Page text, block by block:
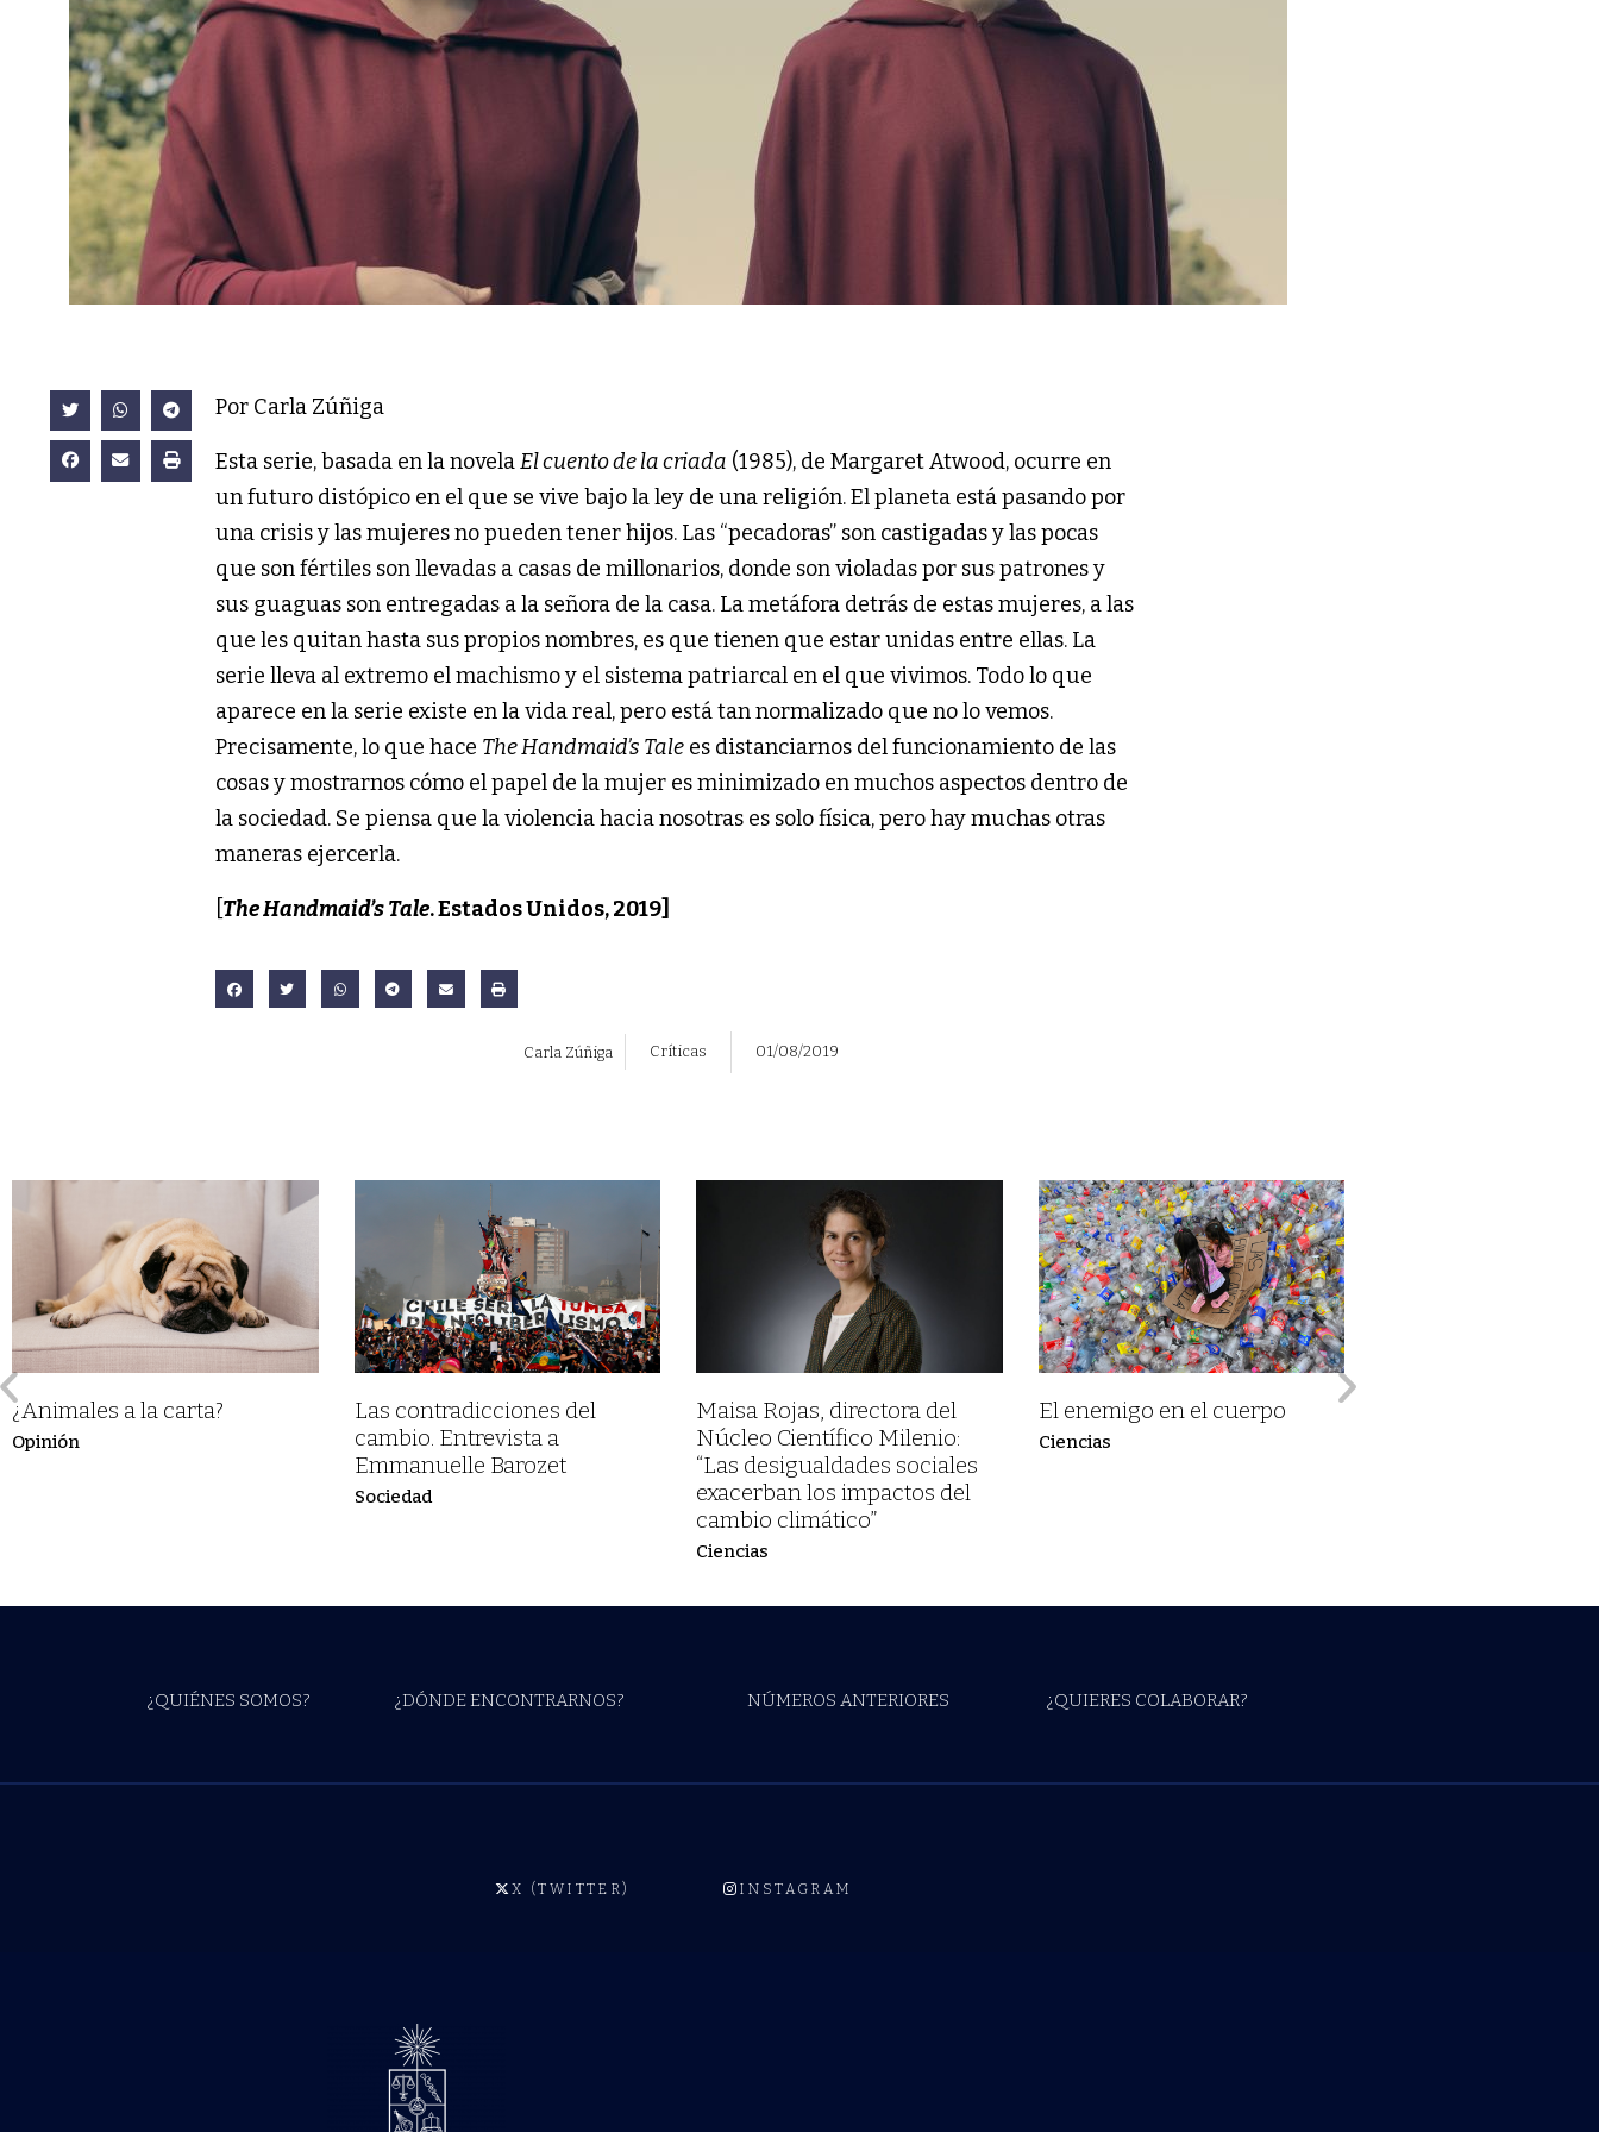
Por Carla Zúñiga
Esta serie, basada en la novelaEl cuento de la criada (1985), de Margaret Atwood, ocurre en
un futuro distópico en el que se vive bajo la ley de una religión. El planeta está pasando por
una crisis y las mujeres no pueden tener hijos. Las “pecadoras” son castigadas y las pocas
que son fértiles son llevadas a casas de millonarios, donde son violadas por sus patrones y
sus guaguas son entregadas a la señora de la casa. La metáfora detrás de estas mujeres, a las
que les quitan hasta sus propios nombres, es que tienen que estar unidas entre ellas. La
serie lleva al extremo el machismo y el sistema patriarcal en el que vivimos. Todo lo que
aparece en la serie existe en la vida real, pero está tan normalizado que no lo vemos.
Precisamente, lo que hace The Handmaid’s Tale es distanciarnos del funcionamiento de las
cosas y mostrarnos cómo el papel de la mujer es minimizado en muchos aspectos dentro de
la sociedad. Se piensa que la violencia hacia nosotras es solo física, pero hay muchas otras
maneras ejercerla.
[The Handmaid’s Tale. Estados Unidos, 2019]
Carla Zúñiga Críticas 01/08/2019
¿Animales a la carta?
Opinión
Las contradicciones del
cambio. Entrevista a
Emmanuelle Barozet
Sociedad
Maisa Rojas, directora del
Núcleo Científico Milenio:
“Las desigualdades sociales
exacerban los impactos del
cambio climático”
Ciencias
El enemigo en el cuerpo
Ciencias
¿QUIÉNES SOMOS? ¿DÓNDE ENCONTRARNOS? NÚMEROS ANTERIORES ¿QUIERES COLABORAR?
X (TWITTER) INSTAGRAM